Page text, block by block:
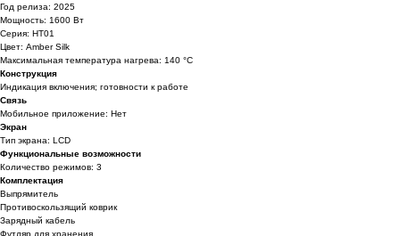
Год релиза: 2025
Мощность: 1600 Вт
Серия: HT01
Цвет: Amber Silk
Максимальная температура нагрева: 140 °C
Конструкция
Индикация включения; готовности к работе
Связь
Мобильное приложение: Нет
Экран
Тип экрана: LCD
Функциональные возможности
Количество режимов: 3
Комплектация
Выпрямитель
Противоскользящий коврик
Зарядный кабель
Футляр для хранения